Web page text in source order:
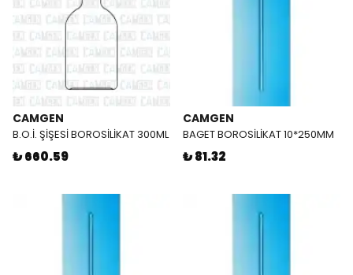
CAMGEN
B.O.İ. ŞİŞESİ BOROSİLİKAT 300ML
₺ 660.59
CAMGEN
BAGET BOROSİLİKAT 10*250MM
₺ 81.32